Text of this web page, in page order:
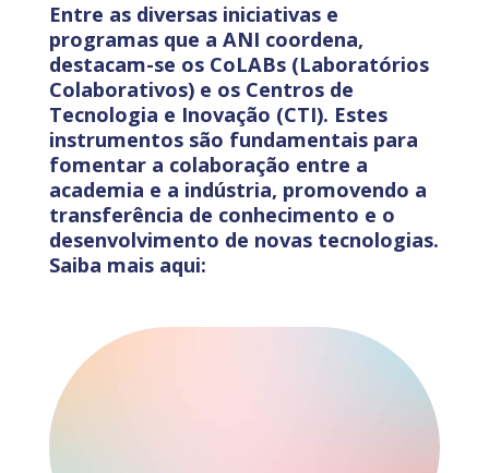
Entre as diversas iniciativas e
programas que a ANI coordena,
destacam-se os CoLABs (Laboratórios
Colaborativos) e os Centros de
Tecnologia e Inovação (CTI). Estes
instrumentos são fundamentais para
fomentar a colaboração entre a
academia e a indústria, promovendo a
transferência de conhecimento e o
desenvolvimento de novas tecnologias.
Saiba mais aqui: